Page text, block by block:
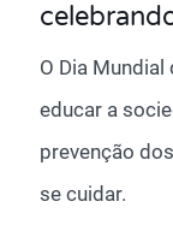
O Dia
educar a
prevenção
se cuidar.